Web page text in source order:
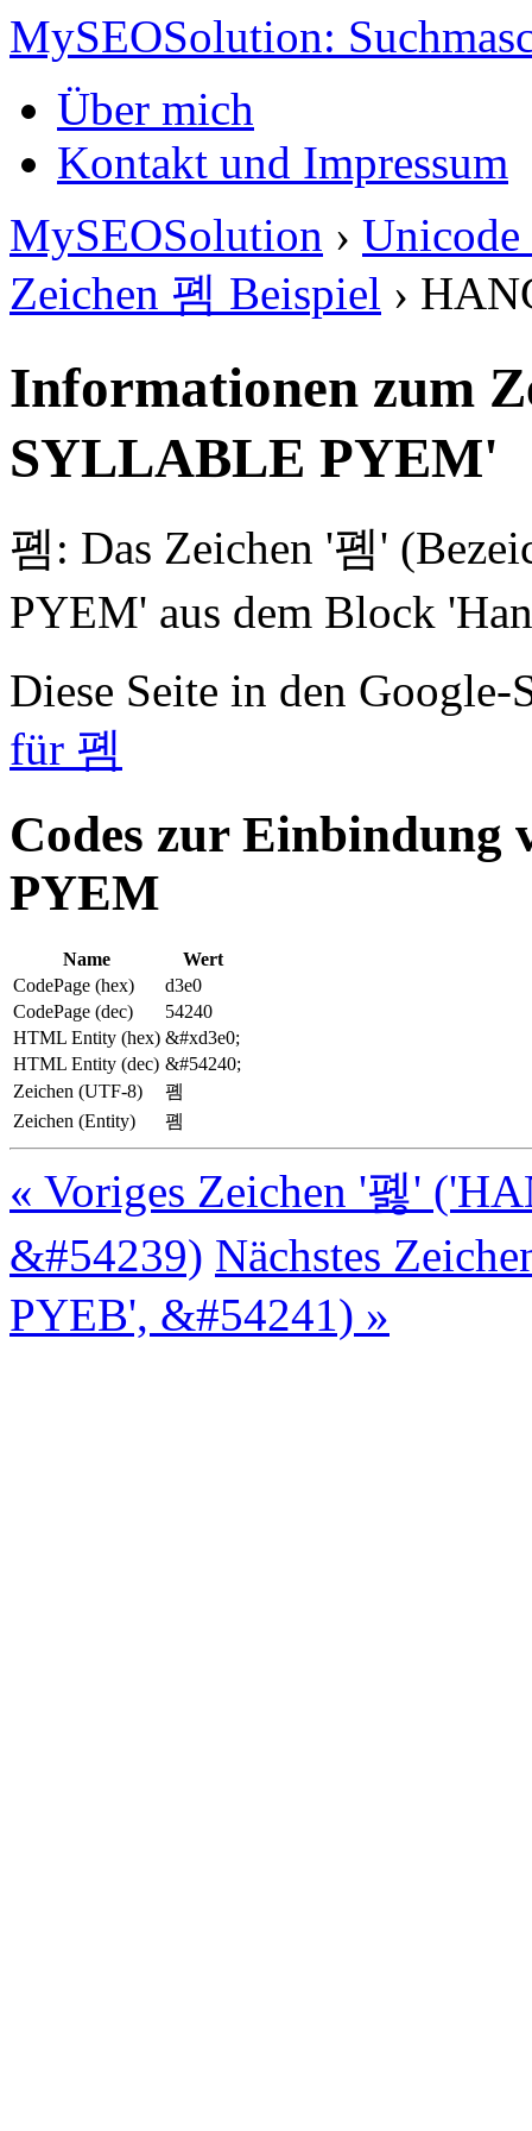
MySEOSolution:
Über mich
Kontakt und Impressum
MySEOSolution › Unicode
Zeichen 폠 Beispiel ›
Informationen zum
SYLLABLE PYEM'
폠: Das Zeichen '폠'
PYEM' aus dem Block
Diese Seite in den Google-
für 폠
Codes zur
PYEM
Name
Wert
CodePage (hex)
d3e0
CodePage (dec)
54240
HTML Entity (hex) &#xd3e0;
HTML Entity (dec) &#54240;
Zeichen (UTF-8)
폠
Zeichen (Entity)
폠
« Voriges Zeichen '폟'
&#54239) Nächstes
PYEB', &#54241) »